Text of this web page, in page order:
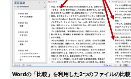
Wordの「比較」を利用した2つのファイルの比較